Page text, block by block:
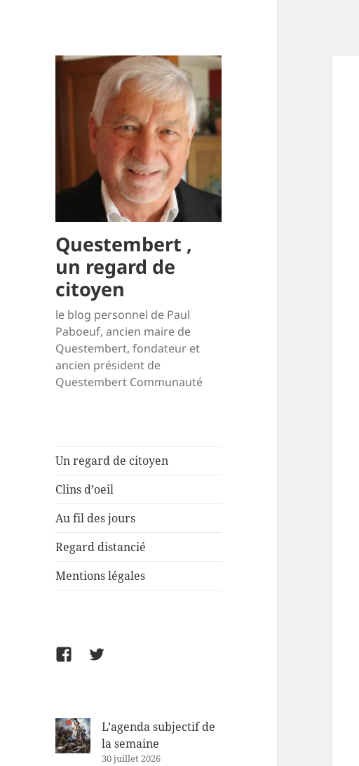
Questembert ,
un regard de
citoyen
le blog personnel de Paul
Paboeuf, ancien maire de
Questembert, fondateur et
ancien président de
Questembert Communauté
Un regard de citoyen
Clins d’oeil
Au fil des jours
Regard distancié
Mentions légales
FacebookTwitter
L’agenda subjectif de
la semaine
30 juillet 2026